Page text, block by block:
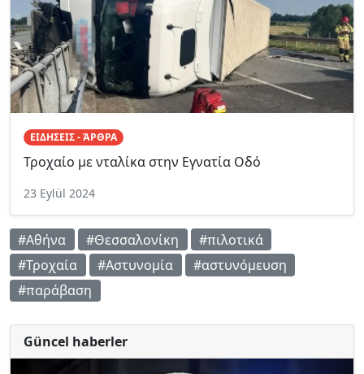
ΕΙΔΗΣΕΙΣ - ΆΡΘΡΑ
Τροχαίο με νταλίκα στην Εγνατία Οδό
23 Eylül 2024
#Αθήνα #Θεσσαλονίκη
#πιλοτικά
#Τροχαία
#Αστυνομία
#αστυνόμευση
#παράβαση
Güncel haberler